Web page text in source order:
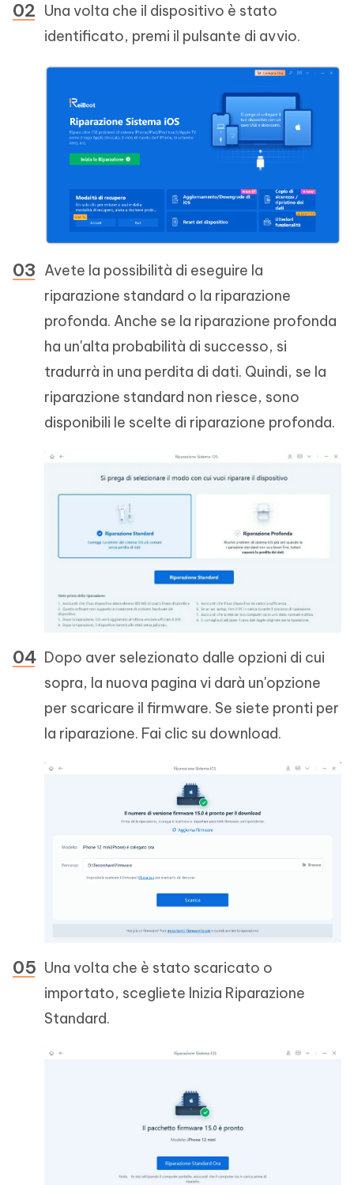
Una volta che il dispositivo è stato
identificato, premi il pulsante di avvio.
Avete la possibilità di eseguire la
riparazione standard o la riparazione
profonda. Anche se la riparazione profonda
ha un'alta probabilità di successo, si
tradurrà in una perdita di dati. Quindi, se la
riparazione standard non riesce, sono
disponibili le scelte di riparazione profonda.
Dopo aver selezionato dalle opzioni di cui
sopra, la nuova pagina vi darà un'opzione
per scaricare il firmware. Se siete pronti per
la riparazione. Fai clic su download.
Una volta che è stato scaricato o
importato, scegliete Inizia Riparazione
Standard.